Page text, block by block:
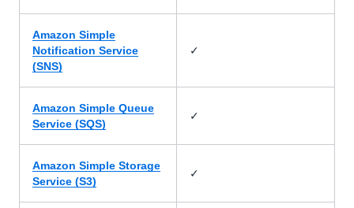
Amazon Simple
Notification Service
(SNS)
✓
Amazon Simple Queue
Service (SQS)
✓
Amazon Simple Storage
Service (S3)
✓